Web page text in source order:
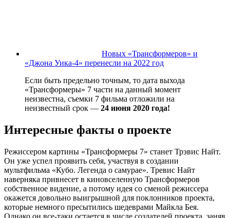
Новых «Трансформеров» и
«Джона Уика-4» перенесли на 2022 год
Если быть предельно точным, то дата выхода
«Трансформеры» 7 части на данный момент
неизвестна, съемки 7 фильма отложили на
неизвестный срок — 24 июня 2020 года!
Интересные факты о проекте
Режиссером картины «Трансформеры 7» станет Трэвис Найт.
Он уже успел проявить себя, участвуя в создании
мультфильма «Кубо. Легенда о самурае». Тревис Найт
наверняка привнесет в киновселенную Трансформеров
собственное видение, а потому идея со сменой режиссера
окажется довольно выигрышной для поклонников проекта,
которые немного пресытились шедеврами Майкла Бея.